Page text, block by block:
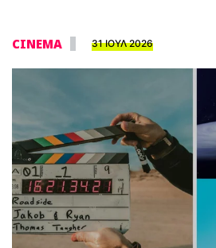
CINEMA 31 ΙΟΥΛ 2026